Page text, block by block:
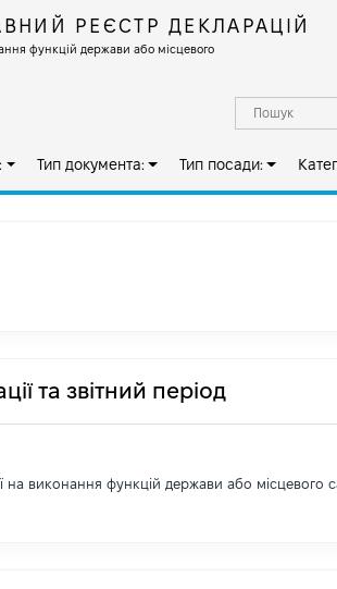
РЕЄСТР ДЕКЛАРАЦІЙ
функцій держави або місцевого
Тип документа: Тип посади:
та звітний період
на виконання функцій держави або місцевого